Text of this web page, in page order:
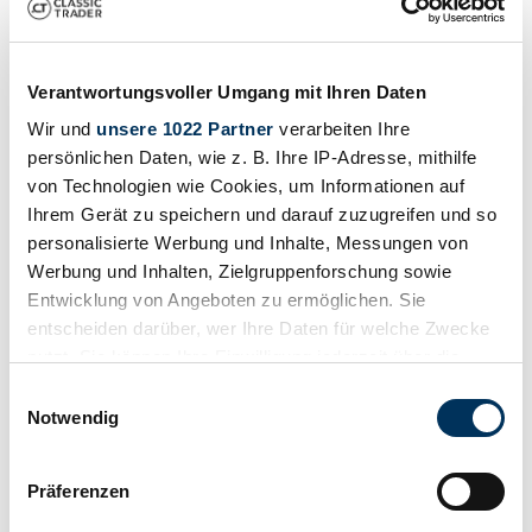
Verantwortungsvoller Umgang mit Ihren Daten
Wir und unsere 1022 Partner verarbeiten Ihre
persönlichen Daten, wie z. B. Ihre IP-Adresse, mithilfe
von Technologien wie Cookies, um Informationen auf
Ihrem Gerät zu speichern und darauf zuzugreifen und so
personalisierte Werbung und Inhalte, Messungen von
Werbung und Inhalten, Zielgruppenforschung sowie
Entwicklung von Angeboten zu ermöglichen. Sie
entscheiden darüber, wer Ihre Daten für welche Zwecke
Trigger Symbol ändern oder widerrufen
Informationen über Ihre geografische Lage
Notwendig
Präferenzen
2018 | Iconic Autobody 386 Speedster
Porsche 356 Speedster Homage
Prijs op aanvraag3 jaar geleden